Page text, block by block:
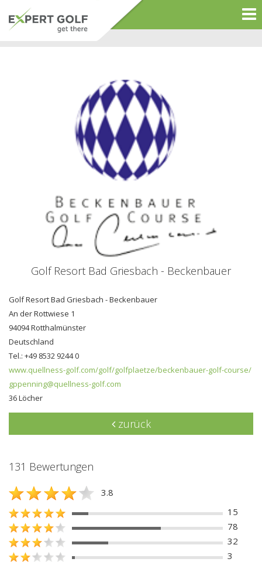
Golf Resort Bad Griesbach - Beckenbauer
Golf Resort Bad Griesbach - Beckenbauer
An der Rottwiese 1
94094 Rotthalmünster
Deutschland
Tel.: +49 8532 9244 0
www.quellness-golf.com/golf/golfplaetze/beckenbauer-golf-course/
gppenning@quellness-golf.com
36 Löcher
zurück
131 Bewertungen
3.8
15
78
32
3